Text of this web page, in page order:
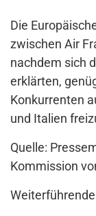
Die
zwischen Air
nachdem sich
erklärten,
Konkurrenten
und Italien
Quelle:
Kommission